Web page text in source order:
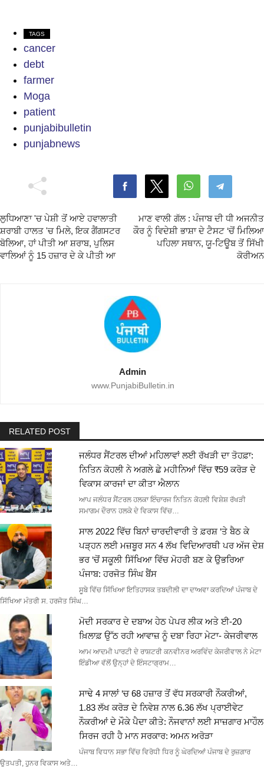
TAGS
cancer
debt
farmer
Moga
patient
punjabibulletin
punjabnews
ਲੁਧਿਆਣਾ 'ਚ ਪੇਸ਼ੀ ਤੋਂ ਆਏ ਹਵਾਲਾਤੀ
ਸ਼ਰਾਬੀ ਹਾਲਤ 'ਚ ਮਿਲੇ, ਇਕ ਗੈਂਗਸਟਰ
ਬੋਲਿਆ, ਹਾਂ ਪੀਤੀ ਆ ਸ਼ਰਾਬ, ਪੁਲਿਸ
ਵਾਲਿਆਂ ਨੂੰ 15 ਹਜ਼ਾਰ ਦੇ ਕੇ ਪੀਤੀ ਆ
ਮਾਣ ਵਾਲੀ ਗੱਲ : ਪੰਜਾਬ ਦੀ ਧੀ ਅਜਨੀਤ
ਕੌਰ ਨੂੰ ਵਿਦੇਸ਼ੀ ਭਾਸ਼ਾ ਦੇ ਟੈਸਟ ‘ਚੋਂ ਮਿਲਿਆ
ਪਹਿਲਾ ਸਥਾਨ, ਯੂ-ਟਿਊਬ ਤੋਂ ਸਿੱਖੀ
ਕੋਰੀਅਨ
Admin
www.PunjabiBulletin.in
RELATED POST
ਜਲੰਧਰ ਸੈਂਟਰਲ ਦੀਆਂ ਮਹਿਲਾਵਾਂ ਲਈ ਰੱਖੜੀ ਦਾ ਤੋਹਫ਼ਾ:
ਨਿਤਿਨ ਕੋਹਲੀ ਨੇ ਅਗਲੇ ਛੇ ਮਹੀਨਿਆਂ ਵਿੱਚ ₹59 ਕਰੋੜ ਦੇ
ਵਿਕਾਸ ਕਾਰਜਾਂ ਦਾ ਕੀਤਾ ਐਲਾਨ
ਆਪ ਜਲੰਧਰ ਸੈਂਟਰਲ ਹਲਕਾ ਇੰਚਾਰਜ ਨਿਤਿਨ ਕੋਹਲੀ ਵਿਸ਼ੇਸ਼ ਰੱਖੜੀ
ਸਮਾਗਮ ਦੌਰਾਨ ਹਲਕੇ ਦੇ ਵਿਕਾਸ ਵਿੱਚ…
ਸਾਲ 2022 ਵਿੱਚ ਬਿਨਾਂ ਚਾਰਦੀਵਾਰੀ ਤੇ ਫ਼ਰਸ਼ ‘ਤੇ ਬੈਠ ਕੇ
ਪੜ੍ਹਨ ਲਈ ਮਜ਼ਬੂਰ ਸਨ 4 ਲੱਖ ਵਿਦਿਆਰਥੀ ਪਰ ਅੱਜ ਦੇਸ਼
ਭਰ ‘ਚੋਂ ਸਕੂਲੀ ਸਿੱਖਿਆ ਵਿੱਚ ਮੋਹਰੀ ਬਣ ਕੇ ਉਭਰਿਆ
ਪੰਜਾਬ: ਹਰਜੋਤ ਸਿੰਘ ਬੈਂਸ
ਸੂਬੇ ਵਿੱਚ ਸਿੱਖਿਆ ਇਤਿਹਾਸਕ ਤਬਦੀਲੀ ਦਾ ਦਾਅਵਾ ਕਰਦਿਆਂ ਪੰਜਾਬ ਦੇ
ਸਿੱਖਿਆ ਮੰਤਰੀ ਸ. ਹਰਜੋਤ ਸਿੰਘ…
ਮੋਦੀ ਸਰਕਾਰ ਦੇ ਦਬਾਅ ਹੇਠ ਪੇਪਰ ਲੀਕ ਅਤੇ ਈ-20
ਖ਼ਿਲਾਫ਼ ਉੱਠ ਰਹੀ ਆਵਾਜ਼ ਨੂੰ ਦਬਾ ਰਿਹਾ ਮੇਟਾ- ਕੇਜਰੀਵਾਲ
ਆਮ ਆਦਮੀ ਪਾਰਟੀ ਦੇ ਰਾਸ਼ਟਰੀ ਕਨਵੀਨਰ ਅਰਵਿੰਦ ਕੇਜਰੀਵਾਲ ਨੇ ਮੇਟਾ
ਇੰਡੀਆ ਵੱਲੋਂ ਉਨ੍ਹਾਂ ਦੇ ਇੰਸਟਾਗ੍ਰਾਮ…
ਸਾਢੇ 4 ਸਾਲਾਂ ‘ਚ 68 ਹਜ਼ਾਰ ਤੋਂ ਵੱਧ ਸਰਕਾਰੀ ਨੌਕਰੀਆਂ,
1.83 ਲੱਖ ਕਰੋੜ ਦੇ ਨਿਵੇਸ਼ ਨਾਲ 6.36 ਲੱਖ ਪ੍ਰਾਈਵੇਟ
ਨੌਕਰੀਆਂ ਦੇ ਮੌਕੇ ਪੈਦਾ ਕੀਤੇ: ਨੌਜਵਾਨਾਂ ਲਈ ਸਾਜ਼ਗਾਰ ਮਾਹੌਲ
ਸਿਰਜ ਰਹੀ ਹੈ ਮਾਨ ਸਰਕਾਰ: ਅਮਨ ਅਰੋੜਾ
ਪੰਜਾਬ ਵਿਧਾਨ ਸਭਾ ਵਿੱਚ ਵਿਰੋਧੀ ਧਿਰ ਨੂੰ ਘੇਰਦਿਆਂ ਪੰਜਾਬ ਦੇ ਰੁਜ਼ਗਾਰ
ਉਤਪਤੀ, ਹੁਨਰ ਵਿਕਾਸ ਅਤੇ…